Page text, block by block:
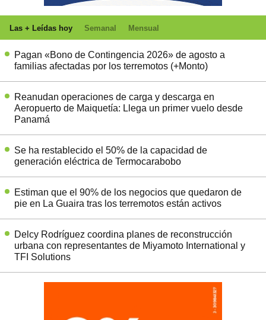
Las + Leídas hoy Semanal Mensual
Pagan «Bono de Contingencia 2026» de agosto a
familias afectadas por los terremotos (+Monto)
Reanudan operaciones de carga y descarga en
Aeropuerto de Maiquetía: Llega un primer vuelo desde
Panamá
Se ha restablecido el 50% de la capacidad de
generación eléctrica de Termocarabobo
Estiman que el 90% de los negocios que quedaron de
pie en La Guaira tras los terremotos están activos
Delcy Rodríguez coordina planes de reconstrucción
urbana con representantes de Miyamoto International y
TFI Solutions